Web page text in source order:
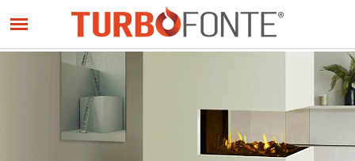
au
PRÉCÉDENT
Panneau de gestion des cookies